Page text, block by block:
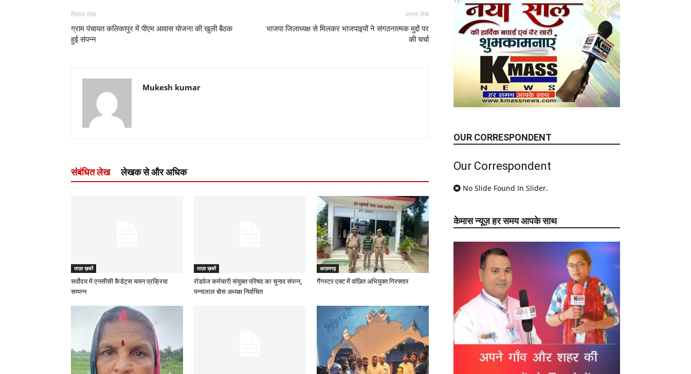
पिछला लेख
ग्राम पंचायत कलिकापुर में पीएम आवास योजना की खुली बैठक
हुई संपन्न
अगला लेख
भाजपा जिलाध्यक्ष से मिलकर भाजपाइयों ने संगठनात्मक मुद्दों पर
की चर्चा
Mukesh kumar
संबंधित लेख लेखक से और अधिक
ताज़ा ख़बरें
सर्वोदय में एनसीसी कैडेट्स चयन प्रक्रिया
सम्पन्न
ताज़ा ख़बरें
रोडवेज कर्मचारी संयुक्त परिषद का चुनाव संपन्न,
पन्नालाल बोस अध्यक्ष निर्वाचित
आज़मगढ़
गैंगस्टर एक्ट में वांछित अभियुक्त गिरफ्तार
OUR CORRESPONDENT
Our Correspondent
No Slide Found In Slider.
केमास न्यूज़ हर समय आपके साथ